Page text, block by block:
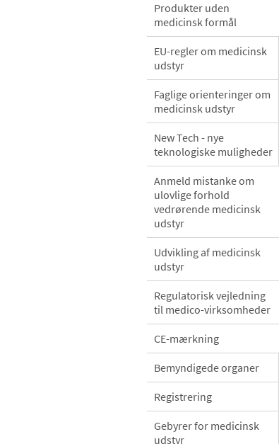
Produkter uden
medicinsk formål
EU-regler om medicinsk
udstyr
Faglige orienteringer om
medicinsk udstyr
New Tech - nye
teknologiske muligheder
Anmeld mistanke om
ulovlige forhold
vedrørende medicinsk
udstyr
Udvikling af medicinsk
udstyr
Regulatorisk vejledning
til medico-virksomheder
CE-mærkning
Bemyndigede organer
Registrering
Gebyrer for medicinsk
udstyr